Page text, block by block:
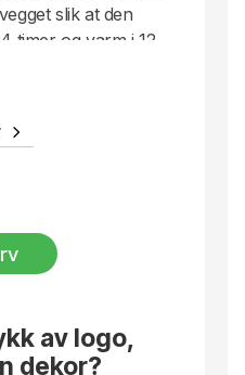
slik at den
timer og varm i 12
av holdbar kvalitet
rommer 50 cl.
av logo,
dekor?